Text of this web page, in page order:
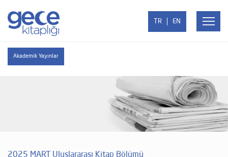
Akademik Yayınlar
TR EN
2025 MART Uluslararası Kitap Bölümü